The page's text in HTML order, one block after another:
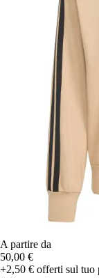
A partire da
50,00 €
+2,50 € offerti sul tuo